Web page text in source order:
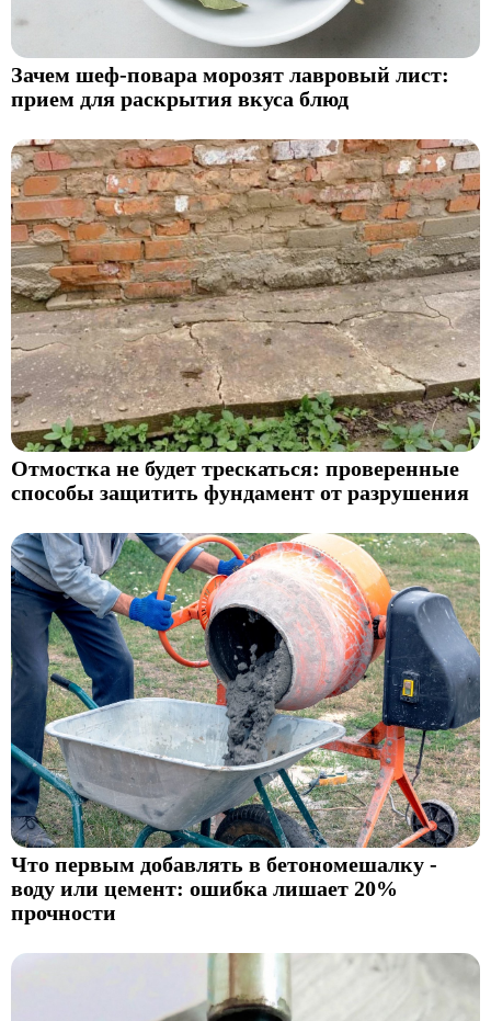
Зачем шеф-повара морозят лавровый лист:
прием для раскрытия вкуса блюд
Отмостка не будет трескаться: проверенные
способы защитить фундамент от разрушения
Что первым добавлять в бетономешалку -
воду или цемент: ошибка лишает 20%
прочности